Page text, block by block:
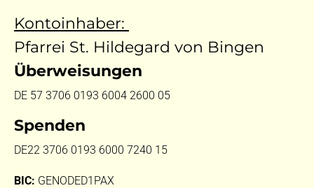
Kontoinhaber:
Pfarrei St. Hildegard von Bingen
Überweisungen
DE 57 3706 0193 6004 2600 05
Spenden
DE22 3706 0193 6000 7240 15
BIC: GENODED1PAX